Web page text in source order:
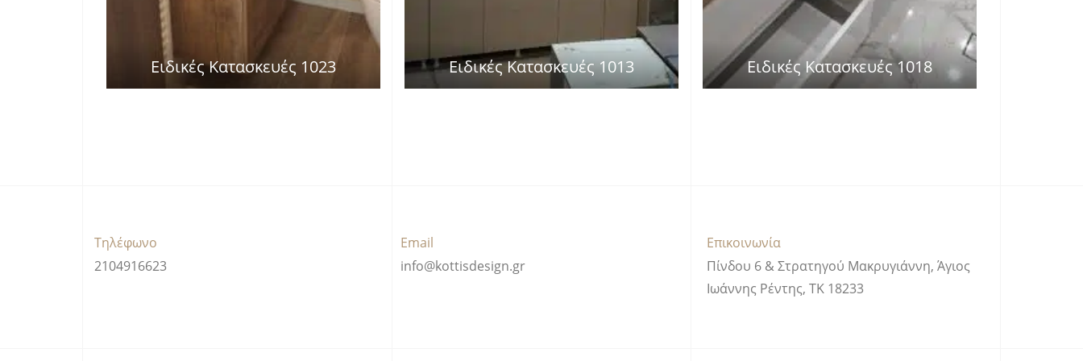
Ειδικές Κατασκευές 1023 Ειδικές Κατασκευές 1013 Ειδικές Κατασκευές 1018
Τηλέφωνο
2104916623
Email
info@kottisdesign.gr
Επικοινωνία
Πίνδου 6 & Στρατηγού Μακρυγιάννη, Άγιος
Ιωάννης Ρέντης, ΤΚ 18233